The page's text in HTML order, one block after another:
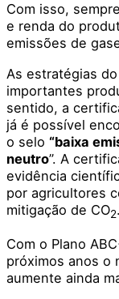
Com isso,
e renda do
emissões de
As estratégias
importantes
sentido, a
já é possível
o selo “baixa
neutro”. A
evidência
por agricultores
mitigação de CO2.
Com o Plano
próximos anos o
aumente ainda